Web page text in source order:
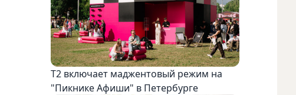
Т2 включает маджентовый режим на
"Пикнике Афиши" в Петербурге